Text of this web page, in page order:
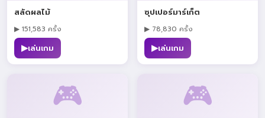
สลัดผลไม้
▶ 151,583 ครั้ง
▶เล่นเกม
ซุปเปอร์มาร์เก็ต
▶ 78,830 ครั้ง
▶เล่นเกม
🎮 🎮